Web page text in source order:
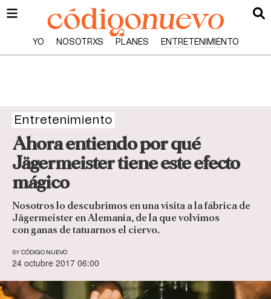
YO NOSOTRXS PLANES ENTRETENIMIENTO
Entretenimiento
Ahora entiendo por qué
Jägermeister tiene este efecto
mágico
Nosotros lo descubrimos en una visita a la fábrica de
Jägermeister en Alemania, de la que volvimos
con ganas de tatuarnos el ciervo.
BY CÓDIGO NUEVO
24 octubre 2017 06:00